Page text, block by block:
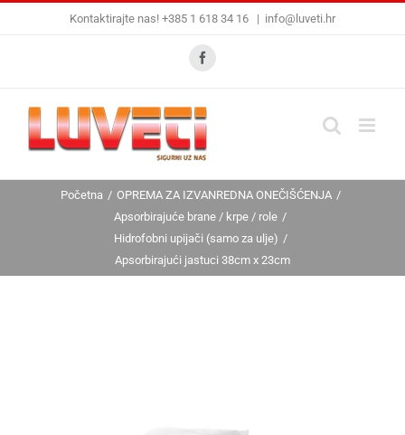
Kontaktirajte nas! +385 1 618 34 16 | info@luveti.hr
Facebook
Početna
OPREMA ZA IZVANREDNA ONEČIŠĆENJA
Apsorbirajuće brane / krpe / role
Hidrofobni upijači (samo za ulje)
Apsorbirajući jastuci 38cm x 23cm